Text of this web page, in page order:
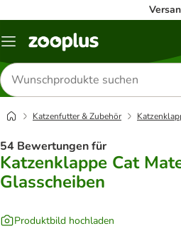
Menü
Produkte
suchen
Katzenfutter & Zubehör
54 Bewertungen für
Katzenklappe Cat
Glasscheiben
Produktbild hochladen